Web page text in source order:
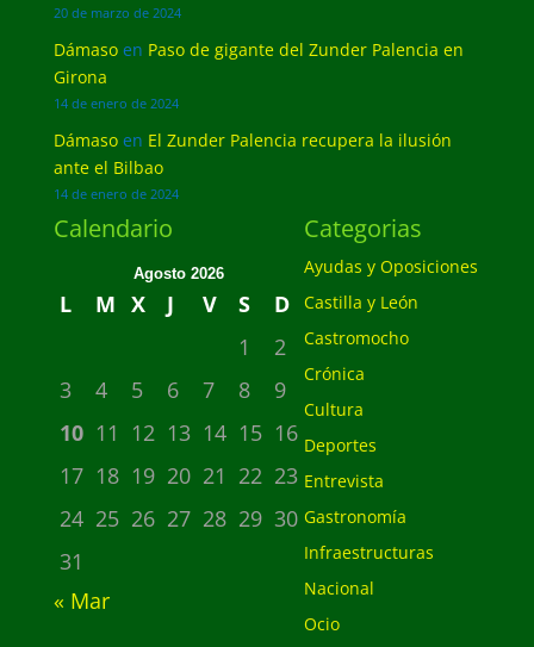
20 de marzo de 2024
Dámasoen Paso de gigante del Zunder Palencia en
Girona
14 de enero de 2024
Dámasoen El Zunder Palencia recupera la ilusión
ante el Bilbao
14 de enero de 2024
Calendario
Agosto 2026
L M X J V S
D
1
2
3
4 5 6 7 8
9
10 11 12 13 14 15 16
17 18 19 20 21 22 23
24 25 26 27 28 29 30
31
« Mar
Categorias
Ayudas y Oposiciones
Castilla y León
Castromocho
Crónica
Cultura
Deportes
Entrevista
Gastronomía
Infraestructuras
Nacional
Ocio